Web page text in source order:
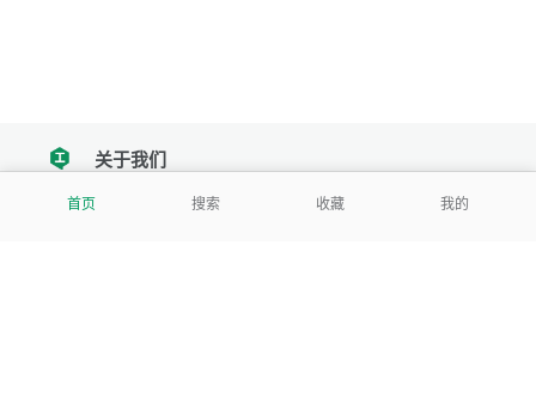
首页 搜索 收藏 我的
tencent关于我们
我们努力把每一个工具做成批量处理的产品